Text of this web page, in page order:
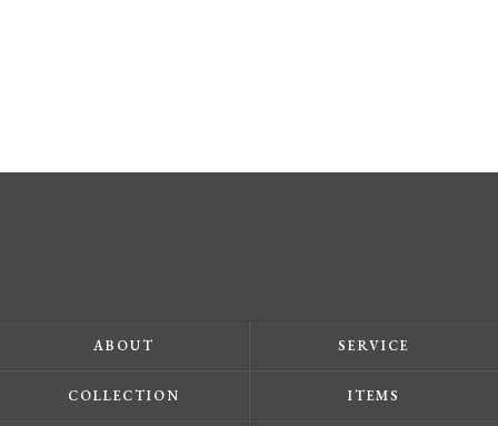
ABOUT SERVICE
COLLECTION ITEMS